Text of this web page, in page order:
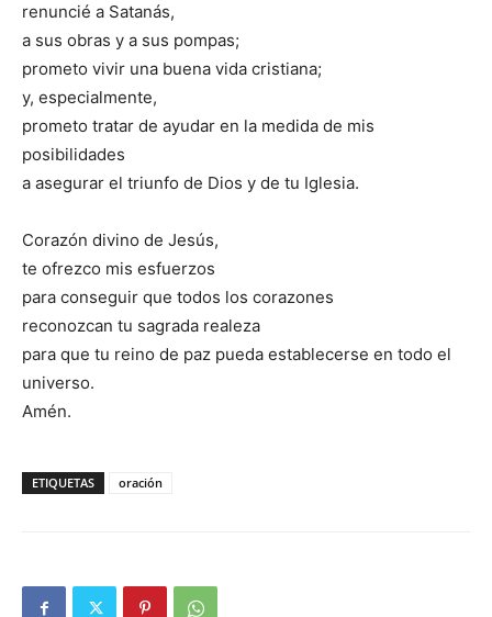
renuncié a Satanás,
a sus obras y a sus pompas;
prometo vivir una buena vida cristiana;
y, especialmente,
prometo tratar de ayudar en la medida de mis
posibilidades
a asegurar el triunfo de Dios y de tu Iglesia.
Corazón divino de Jesús,
te ofrezco mis esfuerzos
para conseguir que todos los corazones
reconozcan tu sagrada realeza
para que tu reino de paz pueda establecerse en todo el
universo.
Amén.
ETIQUETAS oración